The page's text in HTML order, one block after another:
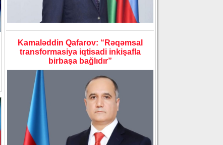
Kamaləddin Qafarov: “Rəqəmsal
transformasiya iqtisadi inkişafla
birbaşa bağlıdır”